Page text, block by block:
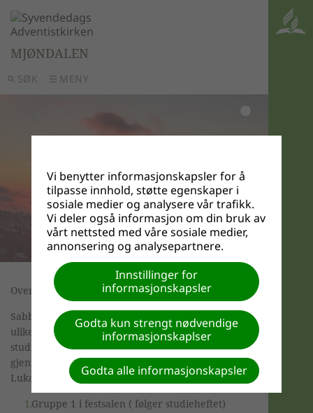
SØK MENY
MJØNDALEN
Oversikt over grupper i sabbatskolen:
Sabbatskolen er inndelt i grupper. Vi har i dag
ulike grupper hvor noen grupper følger
studieheftet "Bibelstudier" med ulike temaer
gjennom året. En gruppe studerer
Lukasevangeliet kapittel for kapittel.
Gruppe 1 i festsalen ( følger studieheftet)
Vi benytter informasjonskapsler for å
tilpasse innhold, støtte egenskaper i
sosiale medier og analysere vår trafikk.
Vi deler også informasjon om din bruk av
vårt nettsted med våre sosiale medier,
annonsering og analysepartnere.
Innstillinger for
informasjonskapsler
Godta kun strengt nødvendige
informasjonskaplser
Godta alle informasjonskapsler